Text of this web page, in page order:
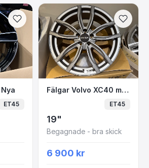
Nya
ET45
Fälgar Volvo XC40 mfl
Fälgar Volvo XC40 mfl 19” Nya
ET45
19"
Begagnade - bra skick
6 900 kr